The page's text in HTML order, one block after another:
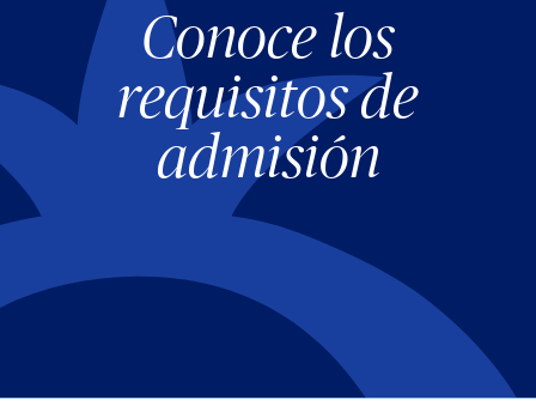
Conoce los
requisitos de
admisión